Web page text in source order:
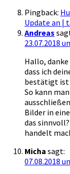
Pingback:
Update an |
Andreas
23.07.2018
Hallo,
dass ich
bestätigt ist
So kann
Bilder in
das
handelt
Micha sagt:
07.08.2018